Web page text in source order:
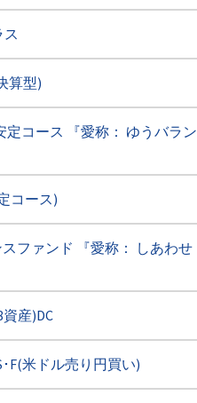
ス
算型)
コース 『愛称： ゆうバラン
コース)
ファンド 『愛称： しあわせ
産)DC
F(米ドル売り円買い)